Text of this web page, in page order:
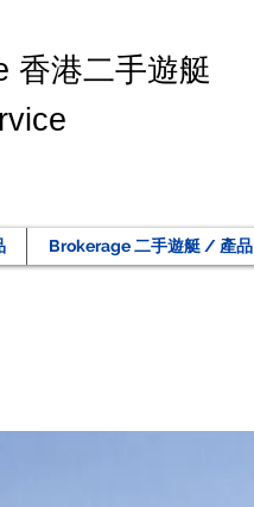
香港二手遊艇
Brokerage 二手遊艇 / 產品